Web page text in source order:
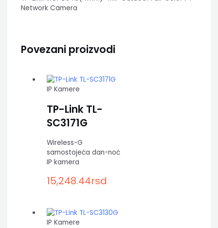
Network Camera
Povezani proizvodi
IP Kamere
TP-Link TL-
SC3171G
Wireless-G
samostojeća dan-noć
IP kamera
15,248.44rsd
IP Kamere